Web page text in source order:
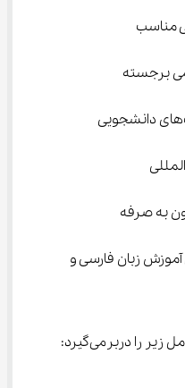
مناسب
برجسته
به صرفه
زبان فارسی و
زیر را دربرمی‌گیرد: